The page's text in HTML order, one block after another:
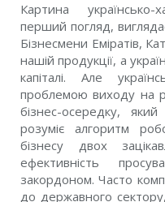
Картина українсько-
перший погляд,
Бізнесмени Еміратів,
нашій продукції, а
капіталі. Але
проблемою виходу на
бізнес-осередку,
розуміє алгоритм
бізнесу двох
ефективність
закордоном. Часто
до державного